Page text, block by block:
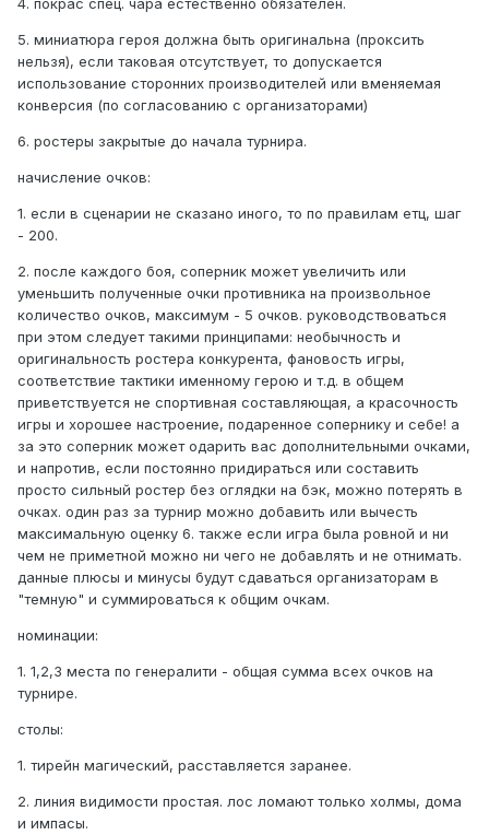
5. миниатюра героя должна быть оригинальна (проксить
нельзя), если таковая отсутствует, то допускается
использование сторонних производителей или вменяемая
конверсия (по согласованию с организаторами)
6. ростеры закрытые до начала турнира.
начисление очков:
1. если в сценарии не сказано иного, то по правилам етц, шаг
- 200.
2. после каждого боя, соперник может увеличить или
уменьшить полученные очки противника на произвольное
количество очков, максимум - 5 очков. руководствоваться
при этом следует такими принципами: необычность и
оригинальность ростера конкурента, фановость игры,
соответствие тактики именному герою и т.д. в общем
приветствуется не спортивная составляющая, а красочность
игры и хорошее настроение, подаренное сопернику и себе! а
за это соперник может одарить вас дополнительными очками,
и напротив, если постоянно придираться или составить
просто сильный ростер без оглядки на бэк, можно потерять в
очках. один раз за турнир можно добавить или вычесть
максимальную оценку 6. также если игра была ровной и ни
чем не приметной можно ни чего не добавлять и не отнимать.
данные плюсы и минусы будут сдаваться организаторам в
"темную" и суммироваться к общим очкам.
номинации:
1. 1,2,3 места по генералити - общая сумма всех очков на
турнире.
столы:
1. тирейн магический, расставляется заранее.
2. линия видимости простая. лос ломают только холмы, дома
и импасы.